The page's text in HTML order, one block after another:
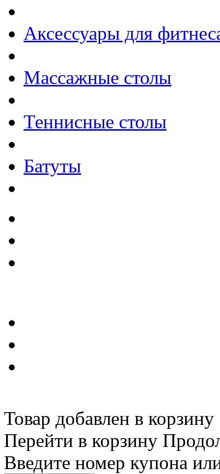
Аксессуары для
Массажные столы
Теннисные столы
Батуты
Товар добавлен в корзину
Перейти в корзину
Введите номер купона